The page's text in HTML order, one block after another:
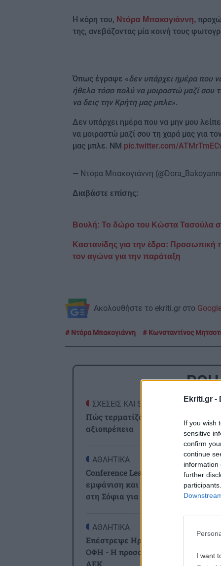
Ekriti.gr -
If you wish
sensitive
confirm
continue
information
further
I want
Η κόρη του, Ντόρα Μπακογιάννη,
της, ανεβάζοντας μία κοινή τους
Όπως έγραψε «δεν υπάρχει ημέρα που
ήθελα τόσο πολύ να μοιραστώ μαζί σου
να δεις την Κρήτη μας μπλε».
Δεν υπάρχει ημέρα που να μην μου
να μοιραστώ μαζί σου τη χαρά μας για
μας μπλε. ΝΜ pic.twitter.com/
— Ντόρα Μπακογιάννη
Διαβάστε επίσης:
Βουλή: Το δώρο του Κώστα Τασούλα
Καστανίδης για την έδρα:
τον αγώνα για την παράταξη
Ακολουθήστε το ekriti.gr στο
Ντόρα Μπακογιάννη Κωνσταντίνος
ΡΟΗ
ΣΧΕΣΕΙΣ ΚΑΙ SEX
Πώς τερματίζονται οι σχέσεις με
αξιοπρέπεια
ΑΘΛΗΤΙΚΑ
Conference League: Ισοπαλία,
εμφάνιση και η πρόκριση θα κριθεί
στη Σόφια για τον Παναθηναϊκό
ΑΘΛΗΤΙΚΑ
Επέστρεψε Ηράκλειο η αποστολή
ΟΦΗ - Η προσοχή στο Σούπερ Καπ με
ΑΕΚ